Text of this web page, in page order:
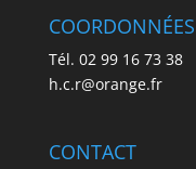
COORDONNÉES
Tél. 02 99 16 73 38
h.c.r@orange.fr
CONTACT